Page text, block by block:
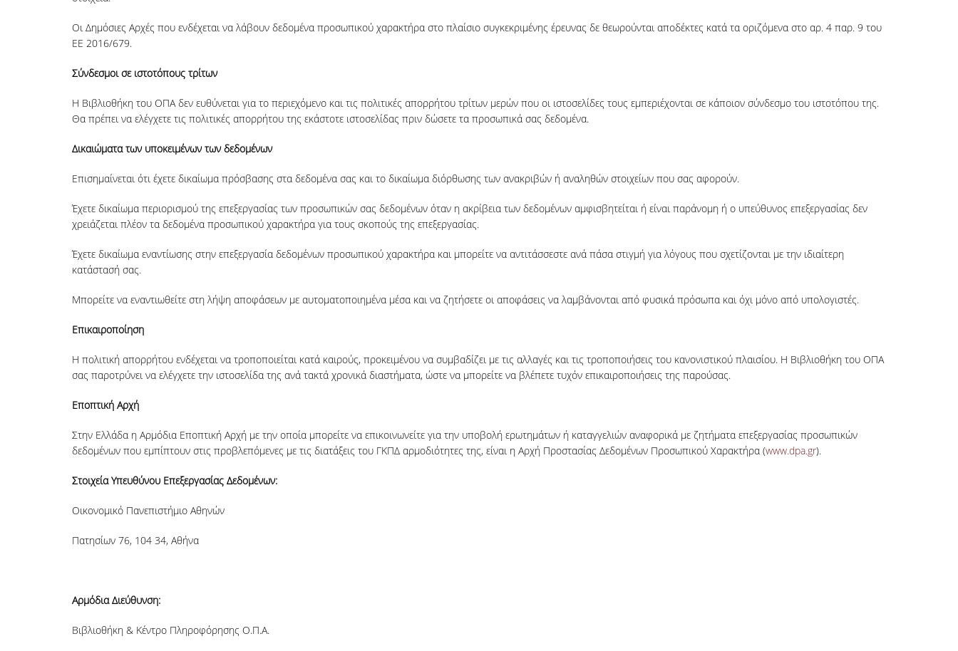
Οι Δημόσιες Αρχές που ενδέχεται να λάβουν δεδομένα προσωπικού χαρακτήρα στο πλαίσιο συγκεκριμένης έρευνας δε θεωρούνται αποδέκτες κατά τα οριζόμενα στο αρ. 4 παρ. 9 του
ΕΕ 2016/679.
Σύνδεσμοι σε ιστοτόπους τρίτων
Η Βιβλιοθήκη του ΟΠΑ δεν ευθύνεται για το περιεχόμενο και τις πολιτικές απορρήτου τρίτων μερών που οι ιστοσελίδες τους εμπεριέχονται σε κάποιον σύνδεσμο του ιστοτόπου της.
Θα πρέπει να ελέγχετε τις πολιτικές απορρήτου της εκάστοτε ιστοσελίδας πριν δώσετε τα προσωπικά σας δεδομένα.
Δικαιώματα των υποκειμένων των δεδομένων
Επισημαίνεται ότι έχετε δικαίωμα πρόσβασης στα δεδομένα σας και το δικαίωμα διόρθωσης των ανακριβών ή αναληθών στοιχείων που σας αφορούν.
Έχετε δικαίωμα περιορισμού της επεξεργασίας των προσωπικών σας δεδομένων όταν η ακρίβεια των δεδομένων αμφισβητείται ή είναι παράνομη ή ο υπεύθυνος επεξεργασίας δεν
χρειάζεται πλέον τα δεδομένα προσωπικού χαρακτήρα για τους σκοπούς της επεξεργασίας.
Έχετε δικαίωμα εναντίωσης στην επεξεργασία δεδομένων προσωπικού χαρακτήρα και μπορείτε να αντιτάσσεστε ανά πάσα στιγμή για λόγους που σχετίζονται με την ιδιαίτερη
κατάστασή σας.
Μπορείτε να εναντιωθείτε στη λήψη αποφάσεων με αυτοματοποιημένα μέσα και να ζητήσετε οι αποφάσεις να λαμβάνονται από φυσικά πρόσωπα και όχι μόνο από υπολογιστές.
Επικαιροποίηση
Η πολιτική απορρήτου ενδέχεται να τροποποιείται κατά καιρούς, προκειμένου να συμβαδίζει με τις αλλαγές και τις τροποποιήσεις του κανονιστικού πλαισίου. Η Βιβλιοθήκη του ΟΠΑ
σας παροτρύνει να ελέγχετε την ιστοσελίδα της ανά τακτά χρονικά διαστήματα, ώστε να μπορείτε να βλέπετε τυχόν επικαιροποιήσεις της παρούσας.
Εποπτική Αρχή
Στην Ελλάδα η Αρμόδια Εποπτική Αρχή με την οποία μπορείτε να επικοινωνείτε για την υποβολή ερωτημάτων ή καταγγελιών αναφορικά με ζητήματα επεξεργασίας προσωπικών
δεδομένων που εμπίπτουν στις προβλεπόμενες με τις διατάξεις του ΓΚΠΔ αρμοδιότητες της, είναι η Αρχή Προστασίας Δεδομένων Προσωπικού Χαρακτήρα (www.dpa.gr).
Στοιχεία Υπευθύνου Επεξεργασίας Δεδομένων:
Οικονομικό Πανεπιστήμιο Αθηνών
Πατησίων 76, 104 34, Αθήνα
Αρμόδια Διεύθυνση:
Βιβλιοθήκη & Κέντρο Πληροφόρησης Ο.Π.Α.